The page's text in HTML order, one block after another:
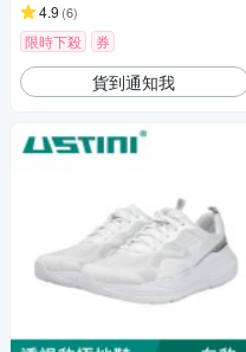
4.9 (6)
限時下殺 券
貨到通知我